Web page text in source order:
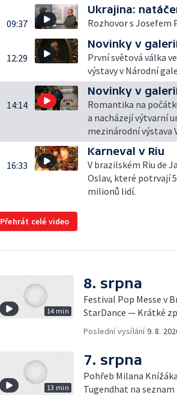
09:37
Ukrajina:
Rozhovor s Josefem
12:29
Novinky v
První světová válka
výstavy v Národní
14:14
Novinky v
Romantika na
a nacházejí výtvarní
mezinárodní výstava
16:33
Karneval v Riu
V brazilském Riu de
Oslav, které potrvají
milionů lidí.
Přehrát celé video
14 min
8. srpna
Festival Pop Messe v
StarDance — Krátké
Poslední vysílání9. 8.
13 min
7. srpna
Pohřeb Milana
Tugendhat na